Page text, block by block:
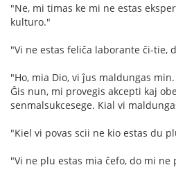
"Ne, mi timas ke mi ne estas
kulturo."
"Vi ne estas feliĉa laborante ĉi-tie,
"Ho, mia Dio, vi ĵus maldungas
Ĝis nun, mi provegis akcepti kaj
senmalsukcesege. Kial vi
"Kiel vi povas scii ne kio estas du
"Vi ne plu estas mia ĉefo, do mi